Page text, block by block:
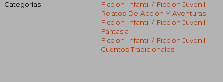
Categorías
Ficción Infantil / Ficción Juvenil:
Relatos De Acción Y Aventuras
Ficción Infantil / Ficción Juvenil:
Fantasía
Ficción Infantil / Ficción Juvenil:
Cuentos Tradicionales